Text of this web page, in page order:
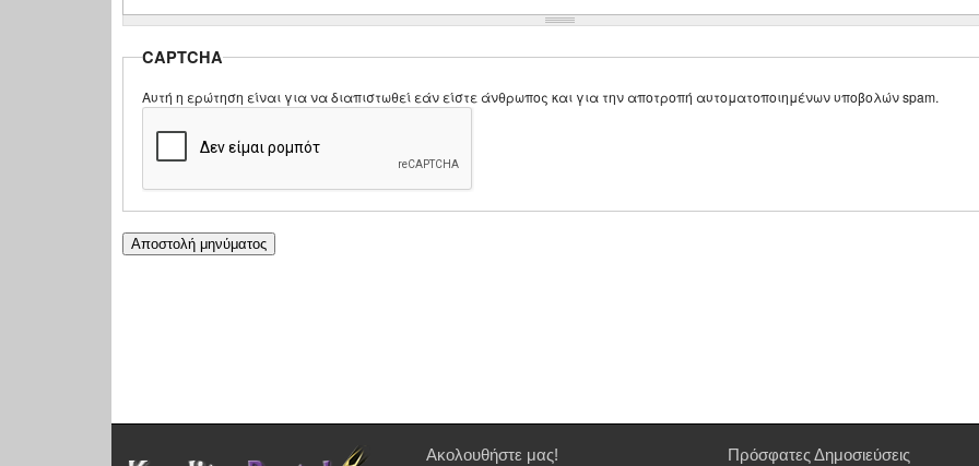
CAPTCHA
Αυτή η ερώτηση είναι για να διαπιστωθεί εάν είστε άνθρωπος και για την αποτροπή αυτοματοποιημένων υποβολών spam.
Ακολουθήστε μας!
Πρόσφατες Δημοσιεύσεις